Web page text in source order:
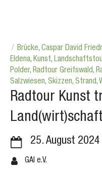
Brücke, Caspar David
Eldena, Kunst,
Polder, Radtour Greifswald,
Salzwiesen, Skizzen, Strand,
Radtour Kunst
25. August 2024
GAI e.V.